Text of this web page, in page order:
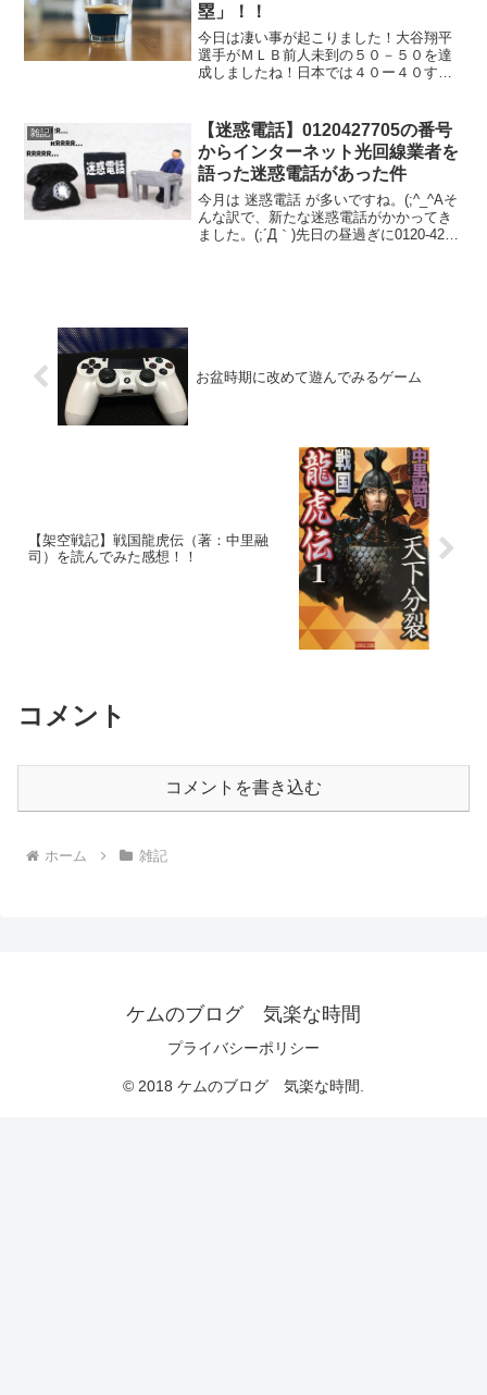
塁」！！
今日は凄い事が起こりました！大谷翔平
選手がＭＬＢ前人未到の５０－５０を達
成しましたね！日本では４０ー４０すら
３８盗塁」が一番惜しい記録。この日
（現地時間２０２４年９...
雑記
【迷惑電話】0120427705の番号
からインターネット光回線業者を
語った迷惑電話があった件
今月は 迷惑電話 が多いですね。(;^_^Aそ
んな訳で、新たな迷惑電話がかかってき
ました。(;´Д｀)先日の昼過ぎに0120-427-
お盆時期に改めて遊んでみるゲーム
【架空戦記】戦国龍虎伝（著：中里融
司）を読んでみた感想！！
コメント
コメントを書き込む
ホーム 雑記
ケムのブログ 気楽な時間
プライバシーポリシー
© 2018 ケムのブログ 気楽な時間.